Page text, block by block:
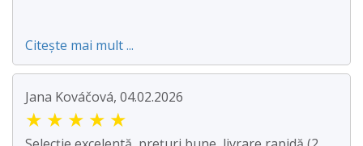
Citește mai mult ...
Jana Kováčová, 04.02.2026
★ ★ ★ ★ ★